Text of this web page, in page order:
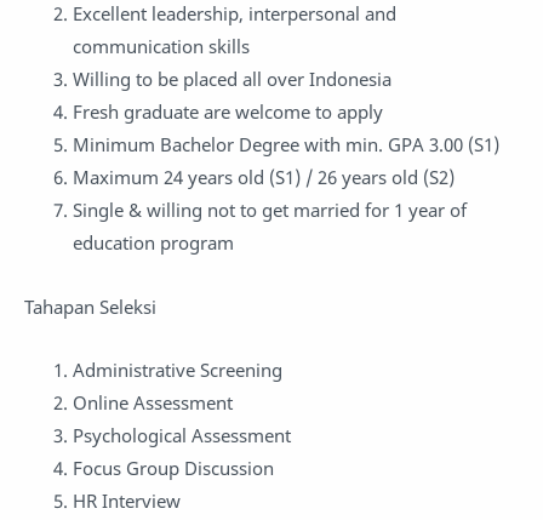
Excellent leadership, interpersonal and
communication skills
Willing to be placed all over Indonesia
Fresh graduate are welcome to apply
Minimum Bachelor Degree with min. GPA 3.00 (S1)
Maximum 24 years old (S1) / 26 years old (S2)
Single & willing not to get married for 1 year of
education program
Tahapan Seleksi
Administrative Screening
Online Assessment
Psychological Assessment
Focus Group Discussion
HR Interview